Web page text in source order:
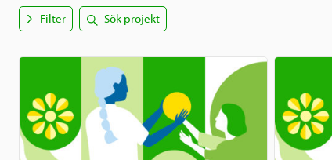
Filter Sök projekt